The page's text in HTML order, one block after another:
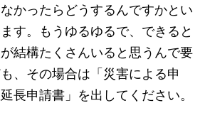
かったらどうするんですかとい
す。もうゆるゆるで、できると
結構たくさんいると思うんで要
、その場合は「災害による申
長申請書」を出してください。